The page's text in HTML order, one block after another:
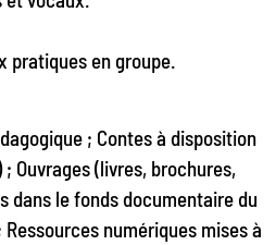
pratiques en groupe.
; Contes à disposition
Ouvrages (livres, brochures,
dans le fonds documentaire du
numériques mises à